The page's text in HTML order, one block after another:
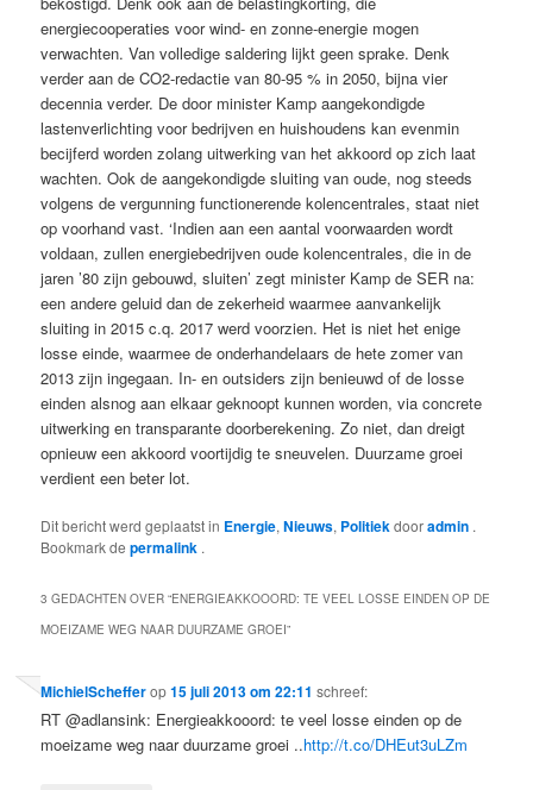
energiecooperaties voor wind- en zonne-energie mogen
verwachten. Van volledige saldering lijkt geen sprake. Denk
verder aan de CO2-redactie van 80-95 % in 2050, bijna vier
decennia verder. De door minister Kamp aangekondigde
lastenverlichting voor bedrijven en huishoudens kan evenmin
becijferd worden zolang uitwerking van het akkoord op zich laat
wachten. Ook de aangekondigde sluiting van oude, nog steeds
volgens de vergunning functionerende kolencentrales, staat niet
op voorhand vast. ‘Indien aan een aantal voorwaarden wordt
voldaan, zullen energiebedrijven oude kolencentrales, die in de
jaren ’80 zijn gebouwd, sluiten’ zegt minister Kamp de SER na:
een andere geluid dan de zekerheid waarmee aanvankelijk
sluiting in 2015 c.q. 2017 werd voorzien. Het is niet het enige
losse einde, waarmee de onderhandelaars de hete zomer van
2013 zijn ingegaan. In- en outsiders zijn benieuwd of de losse
einden alsnog aan elkaar geknoopt kunnen worden, via concrete
uitwerking en transparante doorberekening. Zo niet, dan dreigt
opnieuw een akkoord voortijdig te sneuvelen. Duurzame groei
verdient een beter lot.
Dit bericht werd geplaatst in Energie,Nieuws, Politiekdooradmin .
Bookmark depermalink .
3 GEDACHTEN OVER “ENERGIEAKKOOORD: TE VEEL LOSSE EINDEN OP DE
MOEIZAME WEG NAAR DUURZAME GROEI”
MichielSchefferop15 juli 2013 om 22:11 schreef:
RT @adlansink: Energieakkooord: te veel losse einden op de
moeizame weg naar duurzame groei ..http://t.co/DHEut3uLZm